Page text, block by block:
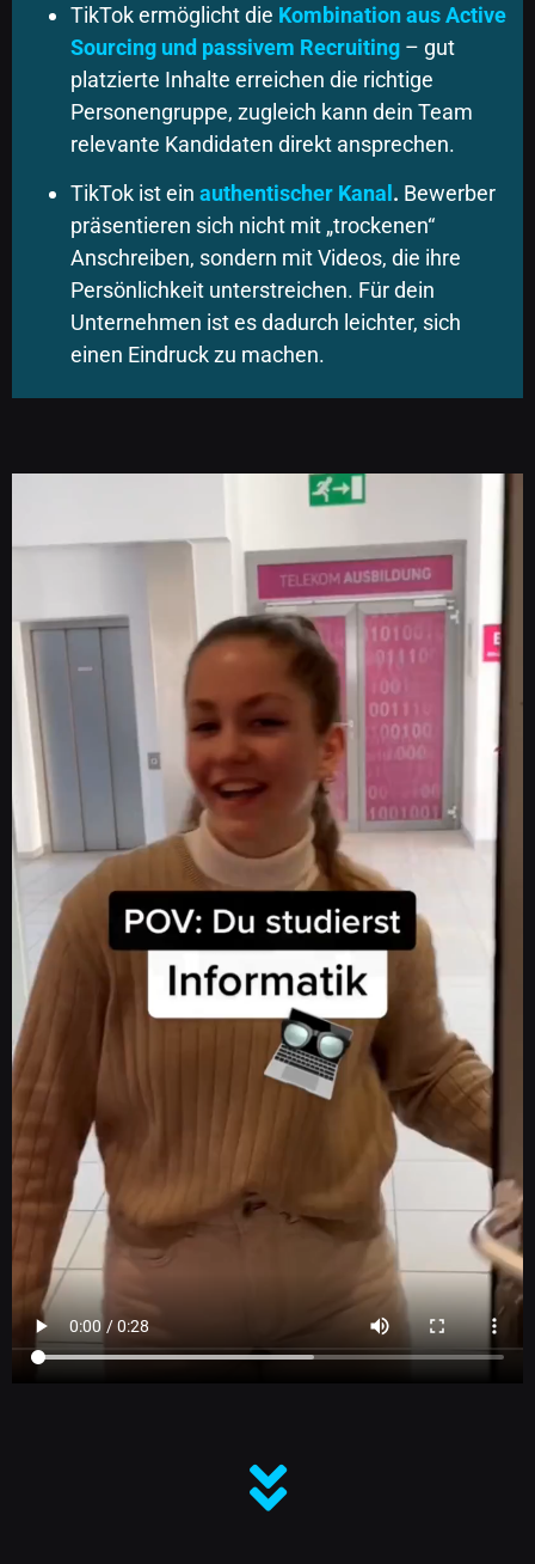
TikTok ermöglicht die Kombination aus Active
Sourcing und passivem Recruiting– gut
platzierte Inhalte erreichen die richtige
Personengruppe, zugleich kann dein Team
relevante Kandidaten direkt ansprechen.
TikTok ist ein authentischer Kanal . Bewerber
präsentieren sich nicht mit „trockenen“
Anschreiben, sondern mit Videos, die ihre
Persönlichkeit unterstreichen. Für dein
Unternehmen ist es dadurch leichter, sich
einen Eindruck zu machen.